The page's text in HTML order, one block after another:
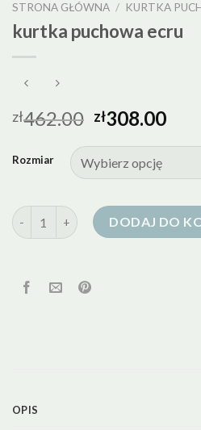
STRONA GŁÓWNA / KURTKA
kurtka puchowa ecru
zł462.00 zł308.00
Rozmiar
ilość kurtka puchowa ecru
DODAJ DO
OPIS